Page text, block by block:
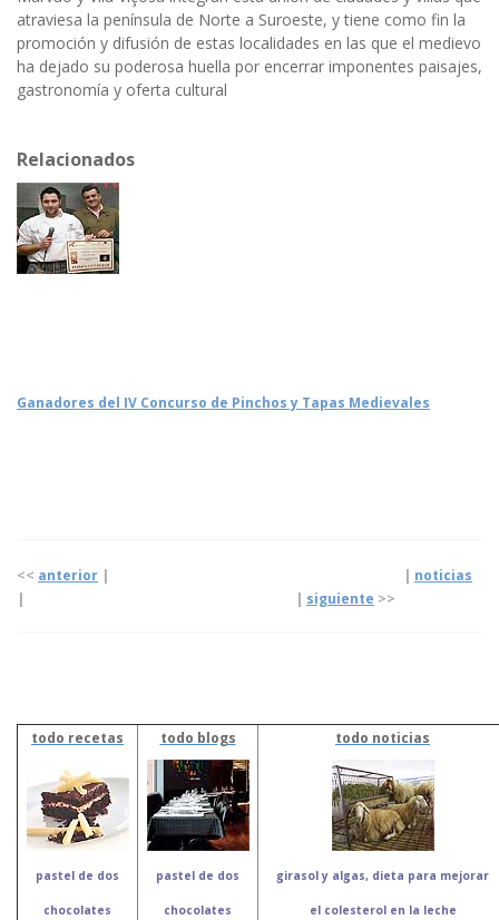
atraviesa la península de Norte a Suroeste, y tiene como fin la
promoción y difusión de estas localidades en las que el medievo
ha dejado su poderosa huella por encerrar imponentes paisajes,
gastronomía y oferta cultural
Relacionados
Ganadores del IV Concurso de Pinchos y Tapas Medievales
<< anterior | | noticias
|
| siguiente >>
todo recetas
pastel de dos
chocolates
todo blogs
pastel de dos
chocolates
todo noticias
girasol y algas, dieta para mejorar
el colesterol en la leche